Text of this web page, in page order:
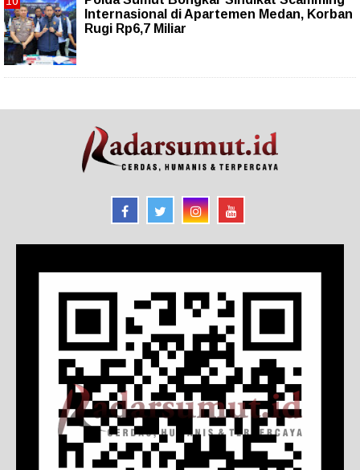
Internasional di Apartemen Medan, Korban
Rugi Rp6,7 Miliar